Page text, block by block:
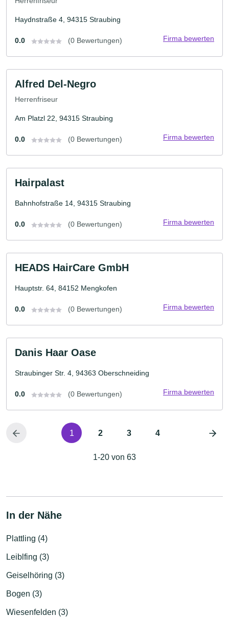
Haydnstraße 4, 94315 Straubing
0.0 (0 Bewertungen) Firma bewerten
Alfred Del-Negro
Herrenfriseur
Am Platzl 22, 94315 Straubing
0.0 (0 Bewertungen) Firma bewerten
Hairpalast
Bahnhofstraße 14, 94315 Straubing
0.0 (0 Bewertungen) Firma bewerten
HEADS HairCare GmbH
Hauptstr. 64, 84152 Mengkofen
0.0 (0 Bewertungen) Firma bewerten
Danis Haar Oase
Straubinger Str. 4, 94363 Oberschneiding
0.0 (0 Bewertungen) Firma bewerten
1 2 3 4
1-20 von 63
In der Nähe
Plattling (4)
Leiblfing (3)
Geiselhöring (3)
Bogen (3)
Wiesenfelden (3)